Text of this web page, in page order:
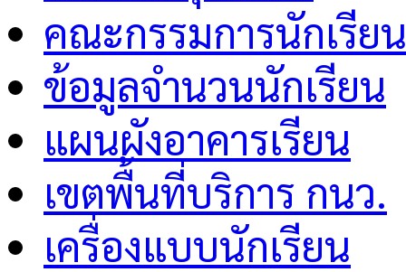
คณะกรรมการนักเรียน
ข้อมูลจำนวนนักเรียน
แผนผังอาคารเรียน
เขตพื้นที่บริการ กนว.
เครื่องแบบนักเรียน